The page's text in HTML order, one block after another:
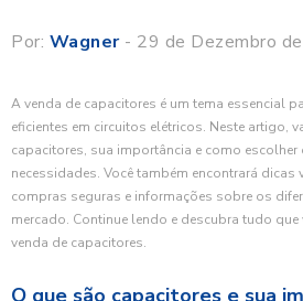
Por: Wagner- 29 de Dezembro
A venda de capacitores é um tema essencial
eficientes em circuitos elétricos. Neste artigo,
capacitores, sua importância e como
necessidades. Você também encontrará
compras seguras e informações sobre os
mercado. Continue lendo e descubra tudo
venda de capacitores.
O que são capacitores e sua